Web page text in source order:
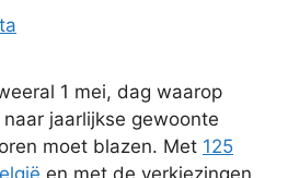
1 mei, dag waarop
jaarlijkse gewoonte
moet blazen. Met 125
en met de verkiezingen